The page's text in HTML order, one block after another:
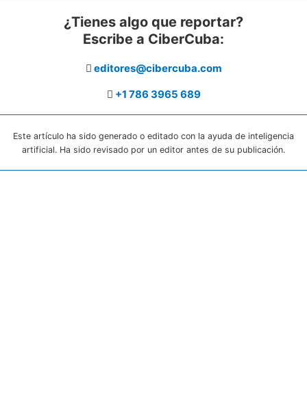
¿Tienes algo que reportar?
Escribe a CiberCuba:
editores@cibercuba.com
+1 786 3965 689
Este artículo ha sido generado o editado con la ayuda de inteligencia
artificial. Ha sido revisado por un editor antes de su publicación.